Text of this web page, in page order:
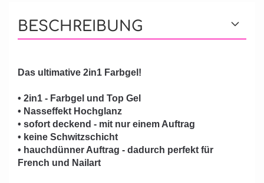
BESCHREIBUNG
Das ultimative 2in1 Farbgel!
• 2in1 - Farbgel und Top Gel
• Nasseffekt Hochglanz
• sofort deckend - mit nur einem Auftrag
• keine Schwitzschicht
• hauchdünner Auftrag - dadurch perfekt für
French und Nailart